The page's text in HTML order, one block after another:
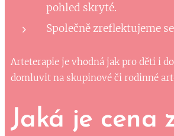
pohled skryté.
Společně zreflektujeme
Arteterapie je vhodná jak pro děti i
domluvit na skupinové či rodinné
Jaká je cena